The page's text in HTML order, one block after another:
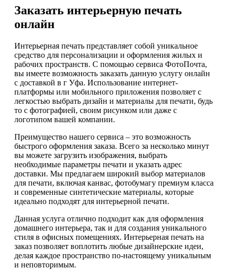
Заказать интерьерную печать
онлайн
Интерьерная печать представляет собой уникальное
средство для персонализации и оформления жилых и
рабочих пространств. С помощью сервиса ФотоПочта,
вы имеете возможность заказать данную услугу онлайн
с доставкой в г Уфа. Использование интернет-
платформы или мобильного приложения позволяет с
легкостью выбрать дизайн и материалы для печати, будь
то с фотографией, своим рисунком или даже с
логотипом вашей компании.
Преимущество нашего сервиса – это возможность
быстрого оформления заказа. Всего за несколько минут
вы можете загрузить изображения, выбрать
необходимые параметры печати и указать адрес
доставки. Мы предлагаем широкий выбор материалов
для печати, включая канвас, фотобумагу премиум класса
и современные синтетические материалы, которые
идеально подходят для интерьерной печати.
Данная услуга отлично подходит как для оформления
домашнего интерьера, так и для создания уникального
стиля в офисных помещениях. Интерьерная печать на
заказ позволяет воплотить любые дизайнерские идеи,
делая каждое пространство по-настоящему уникальным
и неповторимым.